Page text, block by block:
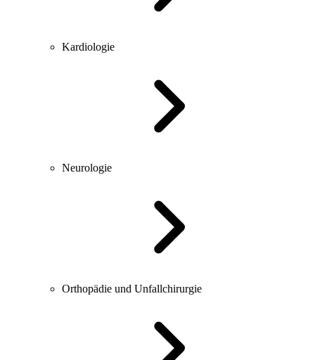
Kardiologie
Neurologie
Orthopädie und Unfallchirurgie